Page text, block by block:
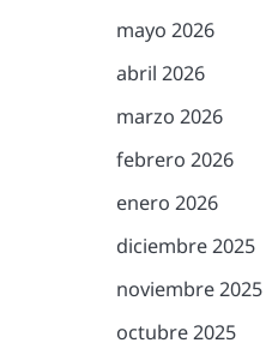
mayo 2026
abril 2026
marzo 2026
febrero 2026
enero 2026
diciembre 2025
noviembre 2025
octubre 2025